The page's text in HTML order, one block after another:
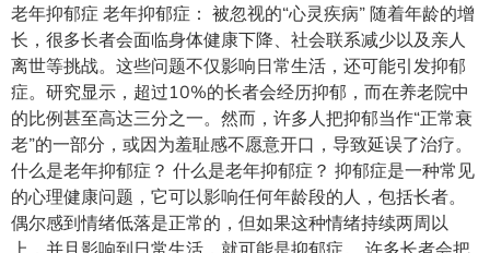
老年抑郁症 老年抑郁症： 被忽视的“心灵疾病” 随着年龄的增
长，很多长者会面临身体健康下降、社会联系减少以及亲人
离世等挑战。这些问题不仅影响日常生活，还可能引发抑郁
症。研究显示，超过10%的长者会经历抑郁，而在养老院中
的比例甚至高达三分之一。然而，许多人把抑郁当作“正常衰
老”的一部分，或因为羞耻感不愿意开口，导致延误了治疗。
什么是老年抑郁症？ 什么是老年抑郁症？ 抑郁症是一种常见
的心理健康问题，它可以影响任何年龄段的人，包括长者。
偶尔感到情绪低落是正常的，但如果这种情绪持续两周以